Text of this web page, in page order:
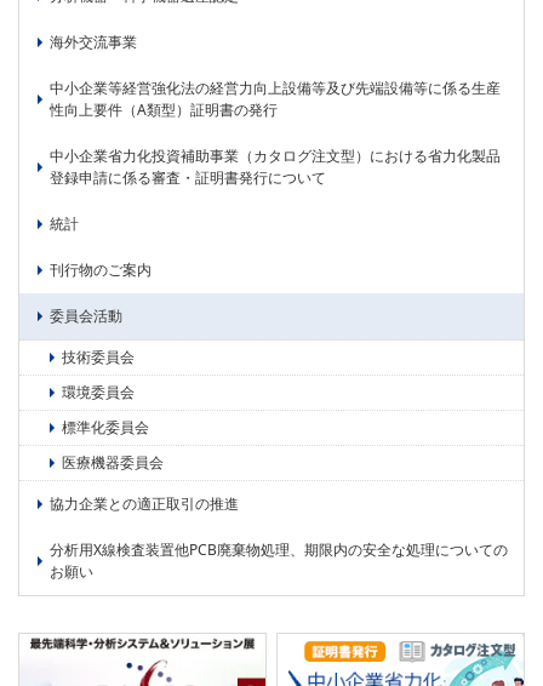
入会のご案内
入会金・会費規程
ニュース＆イベント
プレスリリース
イベント
PICK UP CONTENTS
海外交流事業
中小企業等経営強化法の経営力向上設備等及び先端設備等に係る生産
性向上要件（A類型）証明書の発行
中小企業省力化投資補助事業（カタログ注文型）における省力化製品
登録申請に係る審査・証明書発行について
統計
刊行物のご案内
委員会活動
技術委員会
環境委員会
標準化委員会
医療機器委員会
協力企業との適正取引の推進
分析用X線検査装置他PCB廃棄物処理、期限内の安全な処理についての
お願い